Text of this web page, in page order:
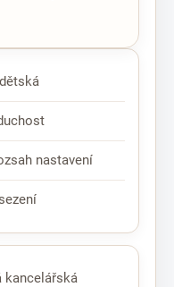
nastavení
kancelářská